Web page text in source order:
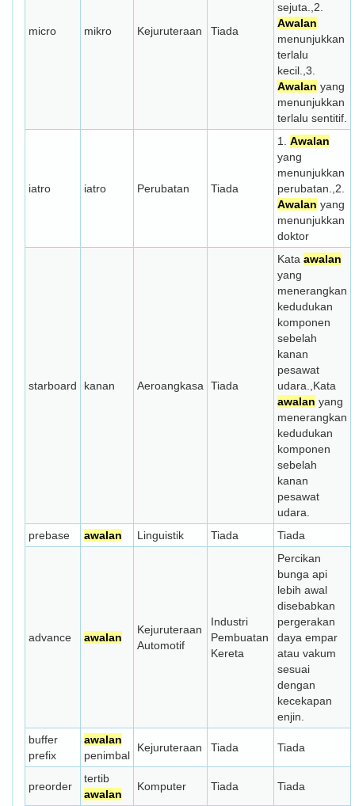
micro mikro Kejuruteraan Tiada
sejuta.,2.
Awalan
menunjukkan
terlalu
kecil.,3.
Awalan yang
menunjukkan
terlalu sentitif.
iatro iatro Perubatan Tiada
1. Awalan
yang
menunjukkan
perubatan.,2.
Awalan yang
menunjukkan
doktor
starboard kanan Aeroangkasa Tiada
Kata awalan
yang
menerangkan
kedudukan
komponen
sebelah
kanan
pesawat
udara.,Kata
awalan yang
menerangkan
kedudukan
komponen
sebelah
kanan
pesawat
udara.
prebase
awalan Linguistik Tiada Tiada
advance awalan
Kejuruteraan
Automotif
Industri
Pembuatan
Kereta
Percikan
bunga api
lebih awal
disebabkan
pergerakan
daya empar
atau vakum
sesuai
dengan
kecekapan
enjin.
buffer
prefix
awalan
penimbal
Kejuruteraan Tiada Tiada
preorder
tertib
awalan
Komputer Tiada Tiada